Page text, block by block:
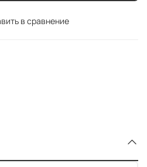
в сравнение